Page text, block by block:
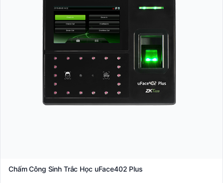
Chấm Công Sinh Trắc Học uFace402 Plus